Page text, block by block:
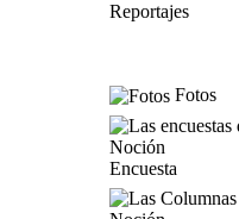
Reportajes
Fotos
Encuesta